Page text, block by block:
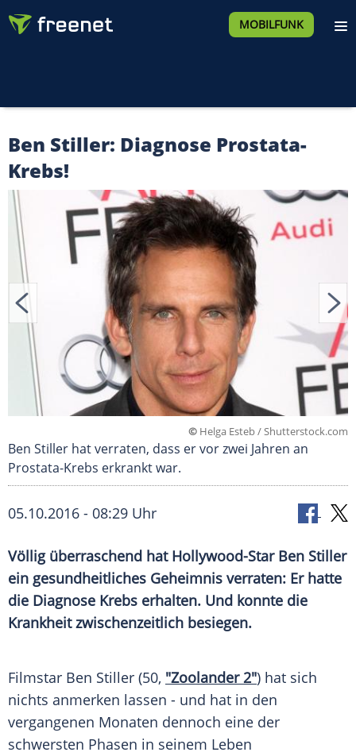
MOBILFUNK
Ben Stiller: Diagnose Prostata-
Krebs!
© Helga Esteb / Shutterstock.com
Ben Stiller hat verraten, dass er vor zwei Jahren an
Prostata-Krebs erkrankt war.
05.10.2016 - 08:29 Uhr
Völlig überraschend hat Hollywood-Star Ben Stiller
ein gesundheitliches Geheimnis verraten: Er hatte
die Diagnose Krebs erhalten. Und konnte die
Krankheit zwischenzeitlich besiegen.
Filmstar Ben Stiller (50, "Zoolander 2") hat sich
nichts anmerken lassen - und hat in den
vergangenen Monaten dennoch eine der
schwersten Phasen in seinem Leben